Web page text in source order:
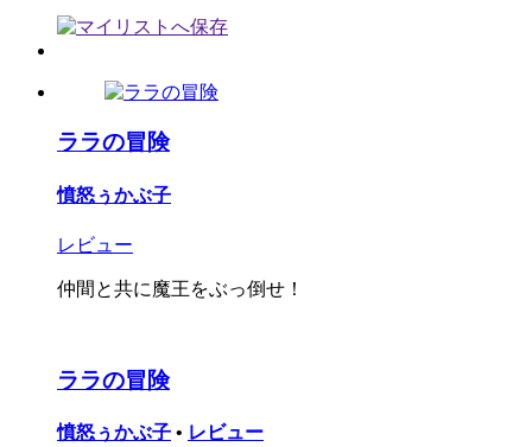
ララの冒険
憤怒ぅかぶ子
レビュー
仲間と共に魔王をぶっ倒せ！
ララの冒険
憤怒ぅかぶ子 • レビュー